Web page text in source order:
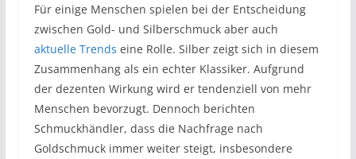
Für einige Menschen spielen bei der Entscheidung
zwischen Gold- und Silberschmuck aber auch
aktuelle Trends eine Rolle. Silber zeigt sich in diesem
Zusammenhang als ein echter Klassiker. Aufgrund
der dezenten Wirkung wird er tendenziell von mehr
Menschen bevorzugt. Dennoch berichten
Schmuckhändler, dass die Nachfrage nach
Goldschmuck immer weiter steigt, insbesondere